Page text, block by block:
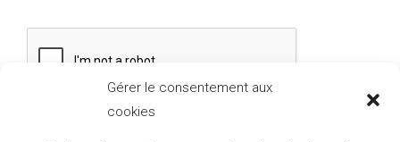
Gérer le consentement aux
cookies